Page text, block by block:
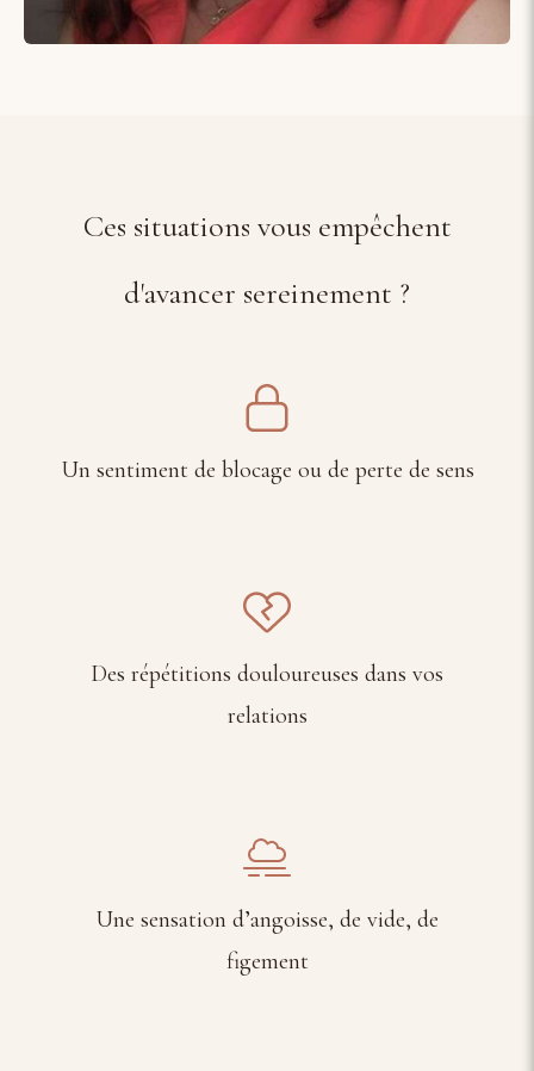
Ces situations vous empêchent
d'avancer sereinement ?
Un sentiment de blocage ou de perte de sens
Des répétitions douloureuses dans vos
relations
Une sensation d’angoisse, de vide, de
figement